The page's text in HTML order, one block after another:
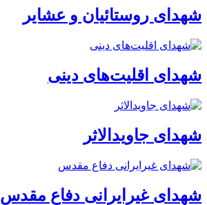
شهدای روستائیان و عشایر
شهدای اقلیت‌های دینی
شهدای جاویدالاثر
شهدای غیرایرانی دفاع مقدس